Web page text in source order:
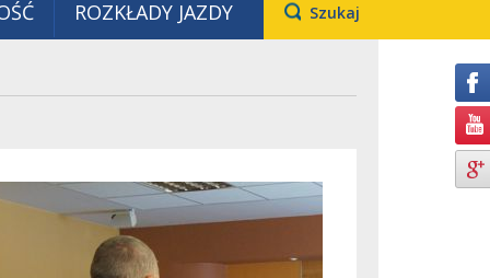
ROZKŁADY JAZDY Szukaj